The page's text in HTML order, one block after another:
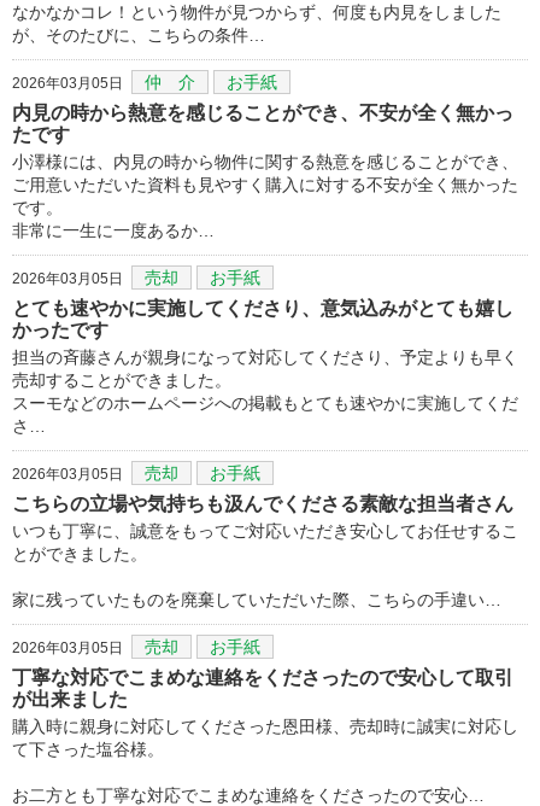
なかなかコレ！という物件が見つからず、何度も内見をしました
が、そのたびに、こちらの条件…
2026年03月05日 仲 介 お手紙
内見の時から熱意を感じることができ、不安が全く無かっ
たです
小澤様には、内見の時から物件に関する熱意を感じることができ、
ご用意いただいた資料も見やすく購入に対する不安が全く無かった
です。
非常に一生に一度あるか…
2026年03月05日 売却 お手紙
とても速やかに実施してくださり、意気込みがとても嬉し
かったです
担当の斉藤さんが親身になって対応してくださり、予定よりも早く
売却することができました。
スーモなどのホームページへの掲載もとても速やかに実施してくだ
さ…
2026年03月05日 売却 お手紙
こちらの立場や気持ちも汲んでくださる素敵な担当者さん
いつも丁寧に、誠意をもってご対応いただき安心してお任せするこ
とができました。
家に残っていたものを廃棄していただいた際、こちらの手違い…
2026年03月05日 売却 お手紙
丁寧な対応でこまめな連絡をくださったので安心して取引
が出来ました
購入時に親身に対応してくださった恩田様、売却時に誠実に対応し
て下さった塩谷様。
お二方とも丁寧な対応でこまめな連絡をくださったので安心…